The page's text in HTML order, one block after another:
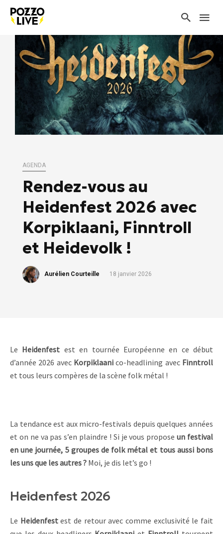
AGENDA
Rendez-vous au
Heidenfest 2026 avec
Korpiklaani, Finntroll
et Heidevolk !
Aurélien Courteille 18 janvier 2026
Le Heidenfest est en tournée Européenne en ce début
d’année 2026 avec Korpiklaani co-headlining avec Finntroll
et tous leurs compères de la scène folk métal !
La tendance est aux micro-festivals depuis quelques années
et on ne va pas s’en plaindre ! Si je vous proposeun festival
en une journée, 5 groupes de folk métal et tous aussi bons
les uns que les autres ? Moi, je dis let’s go !
Heidenfest 2026
Le Heidenfestest de retour avec comme exclusivité le fait